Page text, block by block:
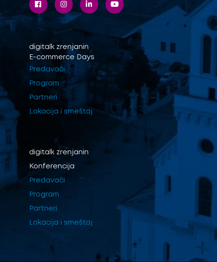
digitalk zrenjanin
E-commerce Days
Predavači
Program
Partneri
Lokacija i smeštaj
digitalk zrenjanin
Konferencija
Predavači
Program
Partneri
Lokacija i smeštaj